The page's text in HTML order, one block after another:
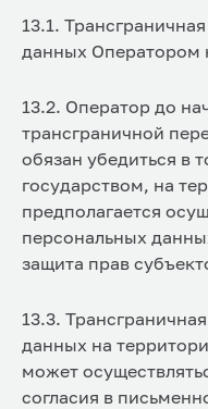
13.1.
данных Оператором
13.2. Оператор до
трансграничной
обязан убедиться в
государством, на
предполагается
персональных
защита прав
13.3.
данных на
может
согласия в